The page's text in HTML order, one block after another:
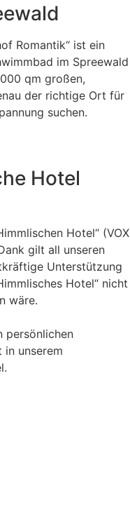
Romantik“ ist ein
im Spreewald
qm großen,
der richtige Ort für
suchen.
Hotel
Hotel“ (VOX
gilt all unseren
Unterstützung
Hotel“ nicht
wäre.
persönlichen
in unserem